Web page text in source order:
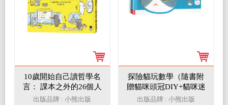
10歲開始自己讀哲學名
言： 課本之外的26個人
生思考題
出版品牌 : 小熊出版
探險貓玩數學（隨書附
贈貓咪頭冠DIY+貓咪迷
宮遊戲卡下載）
出版品牌 : 小熊出版